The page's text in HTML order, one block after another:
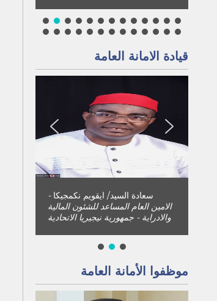
قيادة الامانة العامة
سعادة السيد/ ايقويم نكمجيكا-
الامين العام المساعد للشئون المالية
والادراية - جمهورية نيجيريا الاتحادية
موظفوا الأمانة العامة